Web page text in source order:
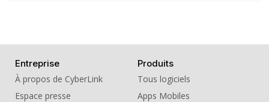
Entreprise
À propos de CyberLink
Espace presse
Produits
Tous logiciels
Apps Mobiles